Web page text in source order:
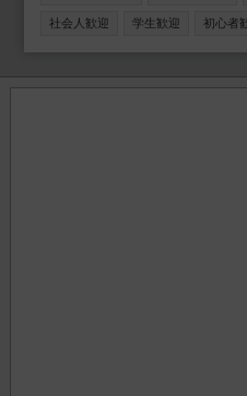
社会人歓迎 学生歓迎 初心者